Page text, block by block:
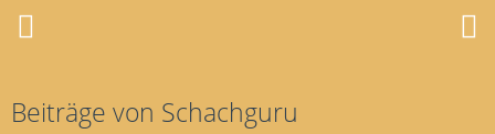
Beiträge von Schachguru